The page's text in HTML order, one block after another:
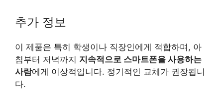
추가 정보
이 제품은 특히 학생이나 직장인에게 적합하며, 아
침부터 저녁까지 지속적으로 스마트폰을 사용하는
사람에게 이상적입니다. 정기적인 교체가 권장됩니
다.